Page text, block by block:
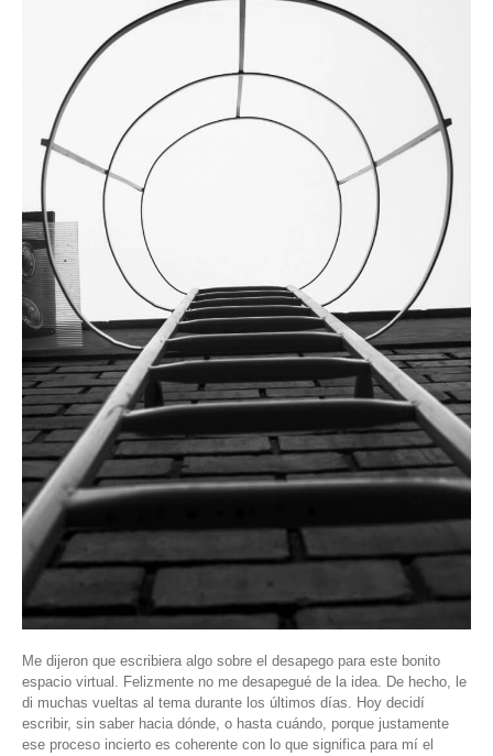
Me dijeron que escribiera algo sobre el desapego para este bonito
espacio virtual. Felizmente no me desapegué de la idea. De hecho, le
di muchas vueltas al tema durante los últimos días. Hoy decidí
escribir, sin saber hacia dónde, o hasta cuándo, porque justamente
ese proceso incierto es coherente con lo que significa para mí el